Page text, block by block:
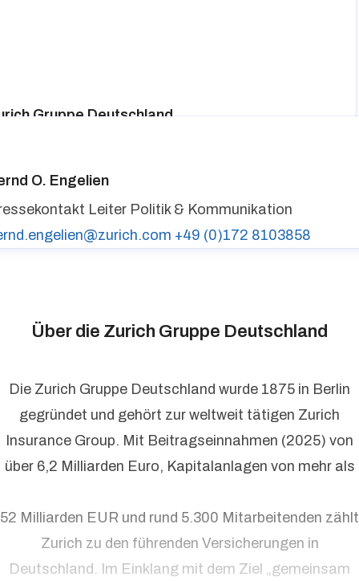
Gruppe Deutschland
O. Engelien
Leiter Politik & Kommunikation
+49 (0)172 8103858
Über die Zurich Gruppe Deutschland
Die Zurich Gruppe Deutschland wurde 1875 in Berlin
gegründet und gehört zur weltweit tätigen Zurich
Insurance Group. Mit Beitragseinnahmen (2025) von
über 6,2 Milliarden Euro, Kapitalanlagen von mehr als
52 Milliarden EUR und rund 5.300 Mitarbeitenden zählt
Zurich zu den führenden Versicherungen in
Deutschland. Im Einklang mit dem Ziel „gemeinsam